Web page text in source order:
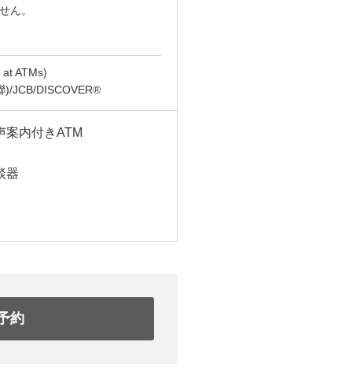
ん。
ATMs)
JCB/DISCOVER®
案内付きATM
器
約